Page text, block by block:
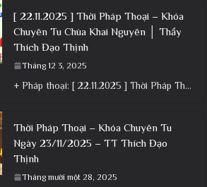
[ 22.11.2025 ] Thời Pháp Thoại – Khóa
Chuyên Tu Chùa Khai Nguyên │ Thầy
Thích Đạo Thịnh
Tháng 12 3, 2025
+ Pháp thoại: [ 22.11.2025 ] Thời Pháp Thoại – Khóa Chuyên Tu Chùa Khai Nguyên │ Thầy Thích Đạo
Thời Pháp Thoại – Khóa Chuyên Tu
Ngày 23/11/2025 – TT Thích Đạo
Thịnh
Tháng mười một 28, 2025